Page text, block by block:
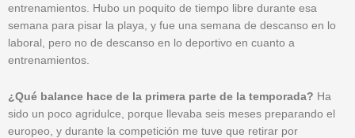
entrenamientos. Hubo un poquito de tiempo libre durante esa
semana para pisar la playa, y fue una semana de descanso en lo
laboral, pero no de descanso en lo deportivo en cuanto a
entrenamientos.
¿Qué balance hace de la primera parte de la temporada? Ha
sido un poco agridulce, porque llevaba seis meses preparando el
europeo, y durante la competición me tuve que retirar por